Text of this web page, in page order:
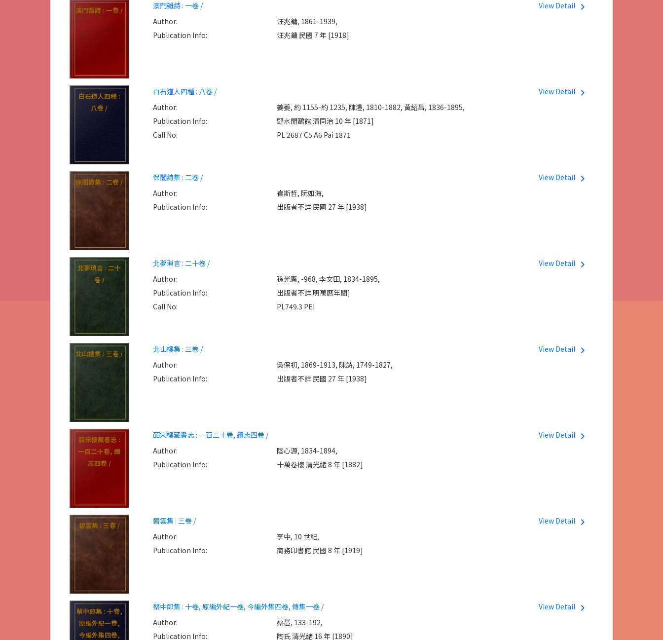
澳門雜詩 : 一卷 /
澳門雜詩 : 一卷 /
Author:
汪兆鏞, 1861-1939,
Publication Info:
汪兆鏞 民國 7 年 [1918]
View Detail navigate_next
白石道人四種 :
八卷 /
白石道人四種 : 八卷 /
Author:
姜夔, 約 1155-約 1235, 陳澧, 1810-1882, 黃紹昌, 1836-1895,
Publication Info:
野水閒鷗館 清同治 10 年 [1871]
Call No:
PL 2687 C5 A6 Pai 1871
View Detail navigate_next
保闇詩集 : 二卷 /
保闇詩集 : 二卷 /
Author:
崔斯哲, 阮如海,
Publication Info:
出版者不詳 民國 27 年 [1938]
View Detail navigate_next
北夢瑣言 : 二十
卷 /
北夢瑣言 : 二十卷 /
Author:
孫光憲, -968,李文田, 1834-1895,
Publication Info:
出版者不詳 明萬曆年間]
Call No:
PL749.3 PEI
View Detail navigate_next
北山樓集 : 三卷 /
北山樓集 : 三卷 /
Author:
吳保初, 1869-1913, 陳詩, 1749-1827,
Publication Info:
出版者不詳 民國 27 年 [1938]
View Detail navigate_next
皕宋樓藏書志 :
一百二十卷, 續
志四卷 /
皕宋樓藏書志 : 一百二十卷, 續志四卷 /
Author:
陸心源, 1834-1894,
Publication Info:
十萬卷樓 清光緒 8 年 [1882]
View Detail navigate_next
碧雲集 : 三卷 /
碧雲集 : 三卷 /
Author:
李中, 10 世紀,
Publication Info:
商務印書館 民國 8 年 [1919]
View Detail navigate_next
蔡中郎集 : 十卷,
原編外紀一卷,
今編外集四卷,
蔡中郎集 : 十卷, 原編外紀一卷, 今編外集四卷, 傳集一卷 /
Author:
蔡邕, 133-192,
Publication Info:
陶氏 清光緒 16 年 [1890]
View Detail navigate_next